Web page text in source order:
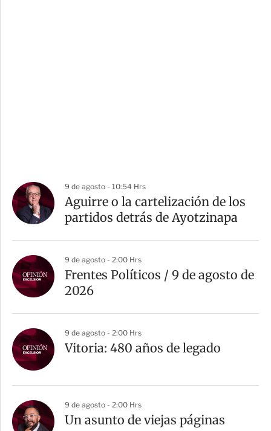
9 de agosto - 10:54 Hrs
Aguirre o la cartelización de los
partidos detrás de Ayotzinapa
9 de agosto - 2:00 Hrs
Frentes Políticos / 9 de agosto de
2026
9 de agosto - 2:00 Hrs
Vitoria: 480 años de legado
9 de agosto - 2:00 Hrs
Un asunto de viejas páginas